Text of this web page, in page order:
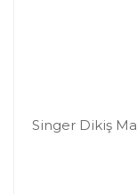
Singer Dikiş